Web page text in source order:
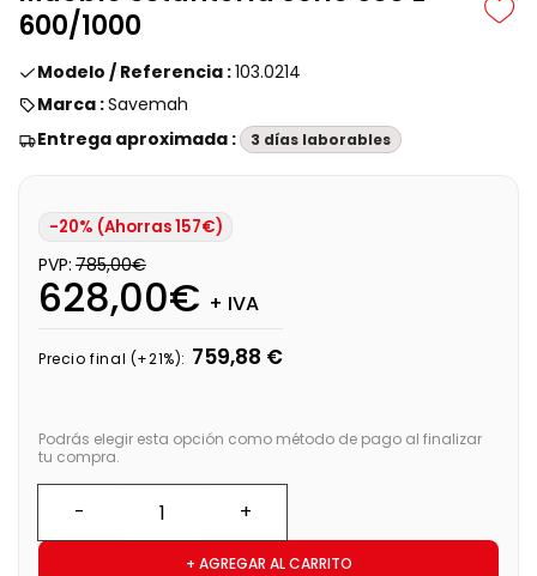
600/1000
Modelo / Referencia :103.0214
Marca :Savemah
Entrega aproximada :
3 días laborables
-20% (Ahorras 157€)
PVP: 785,00€
628,00€ + IVA
Precio final (+21%): 759,88 €
Podrás elegir esta opción como método de pago al finalizar
tu compra.
+ AGREGAR AL CARRITO